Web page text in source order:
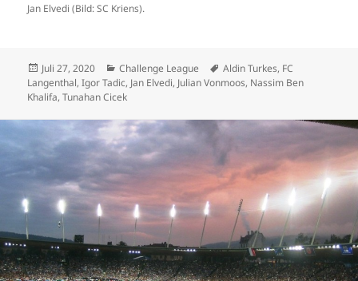
Jan Elvedi (Bild: SC Kriens).
Veröffentlicht
am
Juli 27, 2020 Kategorien
Challenge League Schlagwörter
Aldin Turkes, FC
Langenthal,Igor Tadic, Jan Elvedi, Julian Vonmoos, Nassim Ben
Khalifa,Tunahan Cicek